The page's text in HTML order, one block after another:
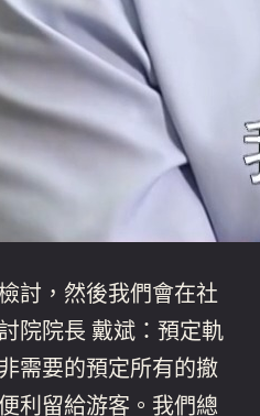
討，然後我們會在社
院院長 戴斌：預定軌
需要的預定所有的撤
利留給游客。我們總